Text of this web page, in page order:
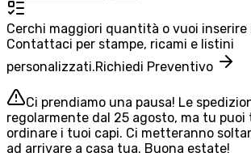
Cerchi maggiori quantità o vuoi inserire
Contattaci per stampe, ricami e listini
personalizzati.Richiedi Preventivo
Ci prendiamo una pausa! Le
regolarmente dal 25 agosto, ma tu
ordinare i tuoi capi. Ci metteranno
ad arrivare a casa tua. Buona estate!